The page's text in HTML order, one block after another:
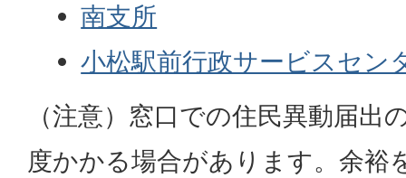
南支所
小松駅前行政サービスセ
（注意）窓口での住民異動届出
度かかる場合があります。余裕